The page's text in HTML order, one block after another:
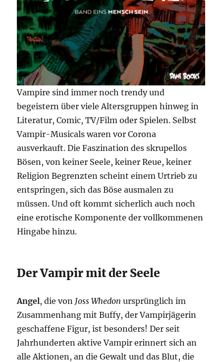
Vampire sind immer noch trendy und
begeistern über viele Altersgruppen hinweg in
Literatur, Comic, TV/Film oder Spielen. Selbst
Vampir-Musicals waren vor Corona
ausverkauft. Die Faszination des skrupellos
Bösen, von keiner Seele, keiner Reue, keiner
Religion Begrenzten scheint einem Urtrieb zu
entspringen, sich das Böse ausmalen zu
müssen. Und oft kommt sicherlich auch noch
eine erotische Komponente der vollkommenen
Hingabe hinzu.
Der Vampir mit der Seele
Angel, die von Joss Whedon ursprünglich im
Zusammenhang mit Buffy, der Vampirjägerin
geschaffene Figur, ist besonders! Der seit
Jahrhunderten aktive Vampir erinnert sich an
alle Aktionen, an die Gewalt und das Blut, die